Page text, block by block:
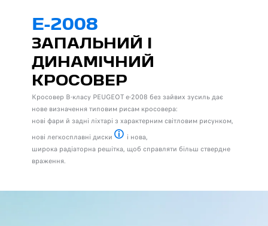
E-2008
ЗАПАЛЬНИЙ І
ДИНАМІЧНИЙ
КРОСОВЕР
Кросовер B-класу PEUGEOT e-2008 без зайвих зусиль дає
нове визначення типовим рисам кросовера:
нові фари й задні ліхтарі з характерним світловим рисунком,
нові легкосплавні диски
Залежить від варіанта комплектації
і нова,
широка радіаторна решітка, щоб справляти більш ствердне
враження.